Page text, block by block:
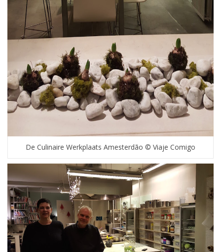
De Culinaire Werkplaats Amesterdão © Viaje Comigo